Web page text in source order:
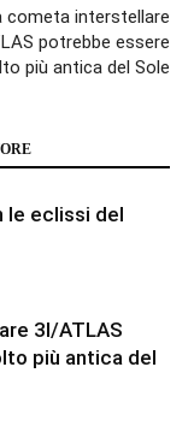
cometa interstellare
potrebbe essere
più antica del Sole
le eclissi del
3I/ATLAS
più antica del